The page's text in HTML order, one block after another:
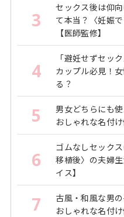
3
セックス後は仰
て本当？〈妊娠
【医師監修】
4
「避妊せずセッ
カップル必見！
る？
5
男女どちらにも
おしゃれな名付
6
ゴムなしセック
移植後〉の夫婦
イス】
7
古風・和風な男
おしゃれな名付